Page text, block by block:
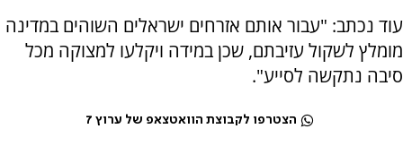
עוד נכתב: "עבור אותם אזרחים ישראלים השוהים במדינה
מומלץ לשקול עזיבתם, שכן במידה ויקלעו למצוקה מכל
סיבה נתקשה לסייע".
הצטרפו לקבוצת הוואטצאפ של ערוץ 7